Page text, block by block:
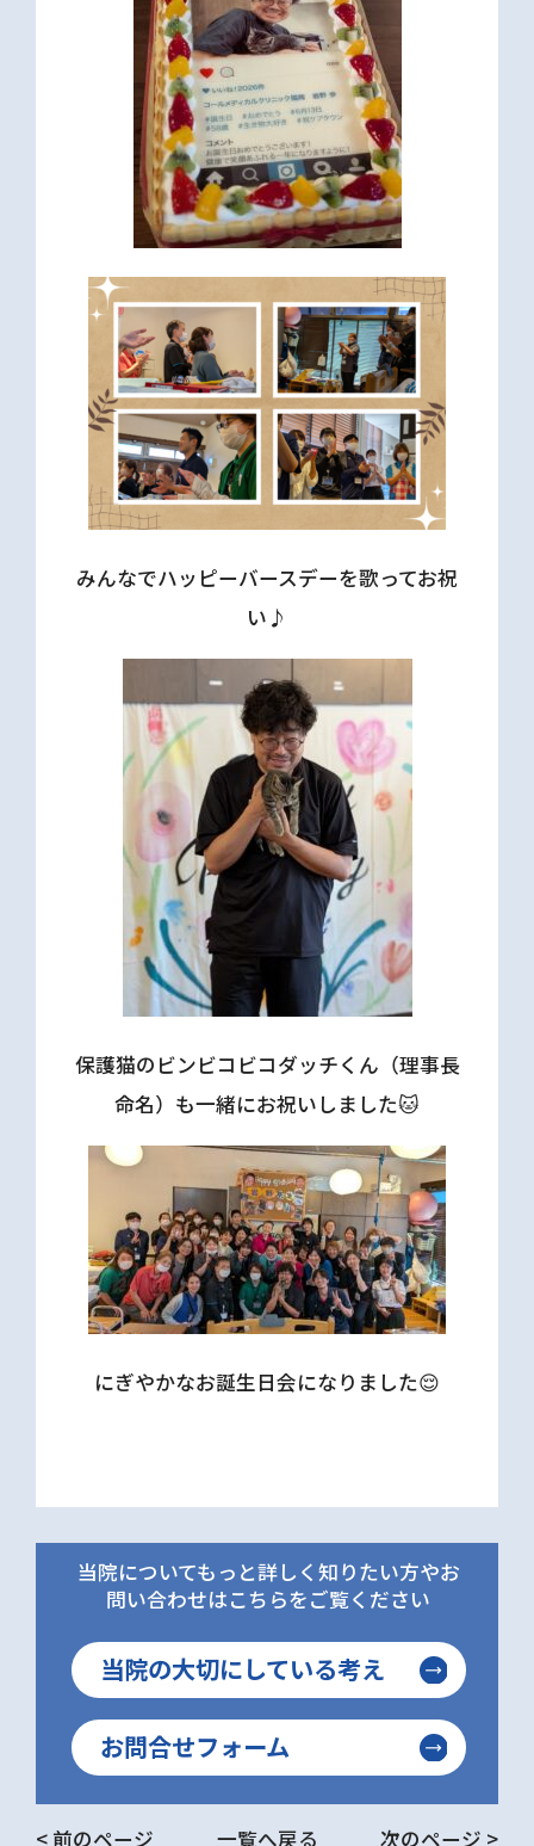
みんなでハッピーバースデーを歌ってお祝
い♪
保護猫のビンビコビコダッチくん（理事長
命名）も一緒にお祝いしました🐱
にぎやかなお誕生日会になりました😌
当院についてもっと詳しく知りたい方やお
問い合わせはこちらをご覧ください
当院の大切にしている考え
お問合せフォーム
< 前のページ 一覧へ戻る 次のページ >